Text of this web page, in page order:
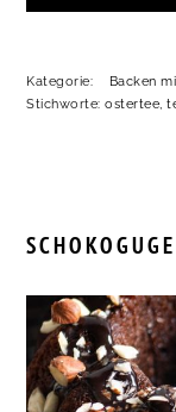
Kategorie: Backen
Stichworte:ostertee ,